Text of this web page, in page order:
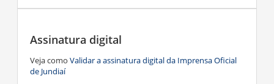
Assinatura digital
Veja como Validar a assinatura digital da Imprensa Oficial
de Jundiaí